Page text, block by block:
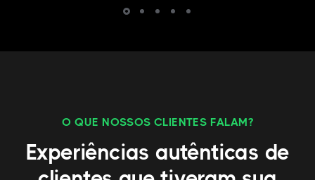
O QUE NOSSOS CLIENTES FALAM?
Experiências autênticas de